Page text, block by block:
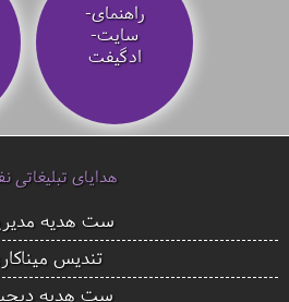
راهنمای-
سایت-
ادگیفت
هدایای تبلیغاتی
ست هدیه
تندیس
ست هدیه